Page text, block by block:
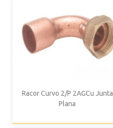
Racor Curvo 2/P 2AGCu Junta
Plana